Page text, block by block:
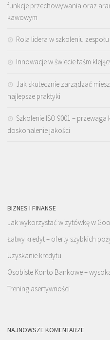
funkcje przechowywania oraz
kawowym
Rola lidera w szkoleniu
Innowacje w świecie taśm
Jak skutecznie zarządzać
najlepsze praktyki
Szkolenie ISO 9001 –
doskonalenie jakości
BIZNES I FINANSE
Jak wykorzystać wizytówkę w
Łatwy kredyt – oferty szybkich
Uzyskanie kredytu.
Osobiste Konto Bankowe –
Trening asertywności
NAJNOWSZE KOMENTARZE